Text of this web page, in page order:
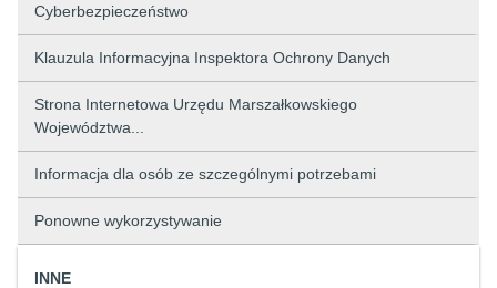
Cyberbezpieczeństwo
Klauzula Informacyjna Inspektora Ochrony Danych
Strona Internetowa Urzędu Marszałkowskiego
Województwa...
Informacja dla osób ze szczególnymi potrzebami
Ponowne wykorzystywanie
INNE